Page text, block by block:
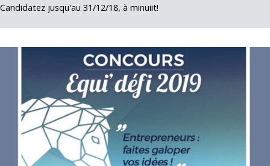
Candidatez jusqu'au 31/12/18, à minuiit!